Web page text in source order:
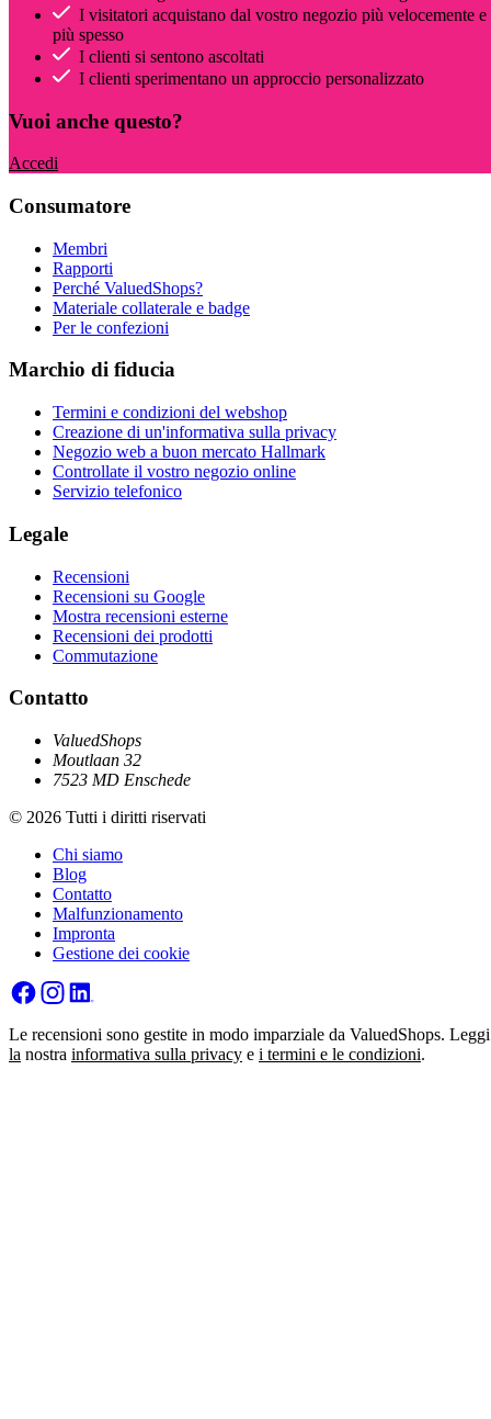
I visitatori acquistano dal vostro negozio più velocemente e
più spesso
I clienti si sentono ascoltati
I clienti sperimentano un approccio personalizzato
Vuoi anche questo?
Accedi
Consumatore
Membri
Rapporti
Perché ValuedShops?
Materiale collaterale e badge
Per le confezioni
Marchio di fiducia
Termini e condizioni del webshop
Creazione di un'informativa sulla privacy
Negozio web a buon mercato Hallmark
Controllate il vostro negozio online
Servizio telefonico
Legale
Recensioni
Recensioni su Google
Mostra recensioni esterne
Recensioni dei prodotti
Commutazione
Contatto
ValuedShops
Moutlaan 32
7523 MD Enschede
© 2026 Tutti i diritti riservati
Chi siamo
Blog
Contatto
Malfunzionamento
Impronta
Gestione dei cookie
Le recensioni sono gestite in modo imparziale da ValuedShops. Leggi
la nostra informativa sulla privacy e i termini e le condizioni.